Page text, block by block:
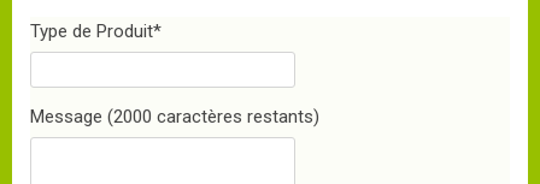
Type de Produit*
Message (2000 caractères restants)